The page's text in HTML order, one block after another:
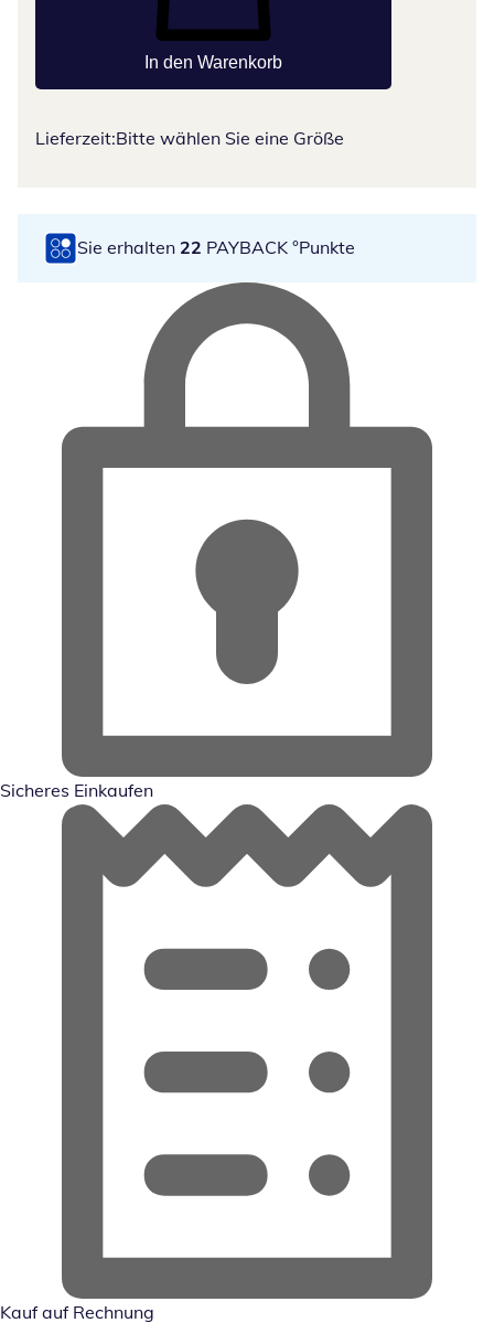
In den Warenkorb
Lieferzeit:Bitte wählen Sie eine Größe
Sie erhalten 22 PAYBACK °Punkte
Sicheres Einkaufen
Kauf auf Rechnung